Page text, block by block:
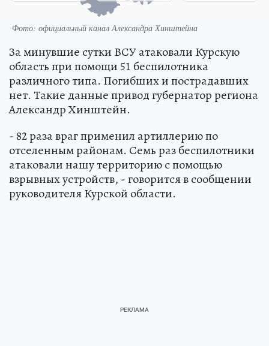
Фото: официальный канал Александра Хинштейна
За минувшие сутки ВСУ атаковали Курскую
область при помощи 51 беспилотника
различного типа. Погибших и пострадавших
нет. Такие данные привод губернатор региона
Александр Хинштейн.
- 82 раза враг применил артиллерию по
отселенным районам. Семь раз беспилотники
атаковали нашу территорию с помощью
взрывных устройств, - говорится в сообщении
руководителя Курской области.